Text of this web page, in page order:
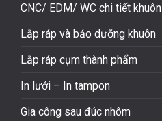
CNC/ EDM/ WC chi tiết khuôn
Lắp ráp và bảo dưỡng khuôn
Lắp ráp cụm thành phẩm
In lưới – In tampon
Gia công sau đúc nhôm